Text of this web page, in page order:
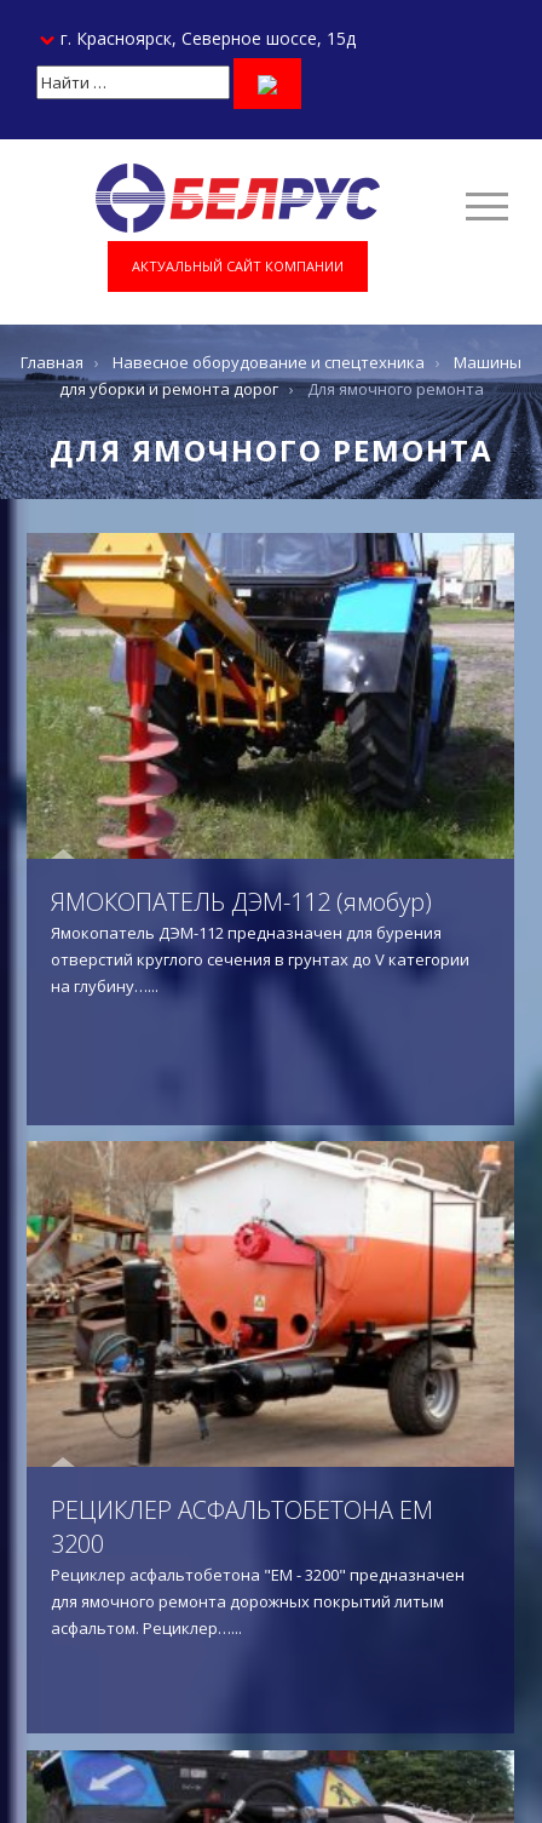
г. Красноярск, Северное шоссе, 15д
АКТУАЛЬНЫЙ САЙТ КОМПАНИИ
Главная › Навесное оборудование и спецтехника ›
Машины
для уборки и ремонта дорог › Для ямочного ремонта
ДЛЯ ЯМОЧНОГО РЕМОНТА
ЯМОКОПАТЕЛЬ ДЭМ-112 (ямобур)
Ямокопатель ДЭМ-112 предназначен для бурения
отверстий круглого сечения в грунтах до V категории
на глубину…...
РЕЦИКЛЕР АСФАЛЬТОБЕТОНА ЕМ
3200
Рециклер асфальтобетона "ЕМ - 3200" предназначен
для ямочного ремонта дорожных покрытий литым
асфальтом. Рециклер…...